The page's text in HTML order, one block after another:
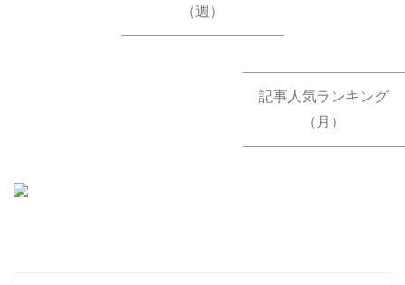
（週）
記事人気ランキング
（月）